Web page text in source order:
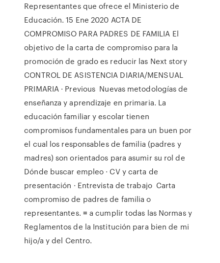
Representantes que ofrece el Ministerio de
Educación. 15 Ene 2020 ACTA DE
COMPROMISO PARA PADRES DE FAMILIA El
objetivo de la carta de compromiso para la
promoción de grado es reducir las Next story
CONTROL DE ASISTENCIA DIARIA/MENSUAL
PRIMARIA · Previous Nuevas metodologías de
enseñanza y aprendizaje en primaria. La
educación familiar y escolar tienen
compromisos fundamentales para un buen por
el cual los responsables de familia (padres y
madres) son orientados para asumir su rol de
Dónde buscar empleo · CV y carta de
presentación · Entrevista de trabajo Carta
compromiso de padres de familia o
representantes. ≡ a cumplir todas las Normas y
Reglamentos de la Institución para bien de mi
hijo/a y del Centro.